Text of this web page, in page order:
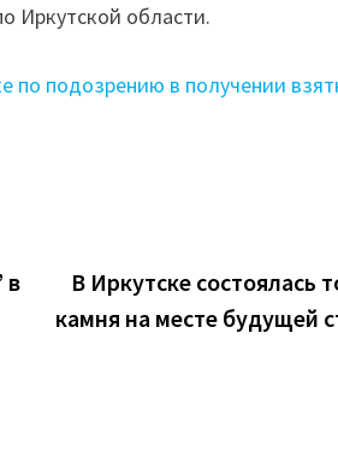
Иркутской области.
по подозрению в получении
в
В Иркутске состоялась
камня на месте будущей